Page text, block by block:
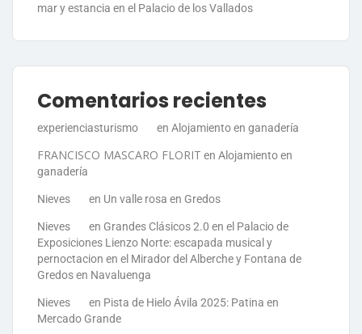
mar y estancia en el Palacio de los Vallados
Comentarios recientes
experienciasturismo en Alojamiento en ganadería
FRANCISCO MASCARO FLORIT en Alojamiento en
ganadería
Nieves en Un valle rosa en Gredos
Nieves en Grandes Clásicos 2.0 en el Palacio de
Exposiciones Lienzo Norte: escapada musical y
pernoctacion en el Mirador del Alberche y Fontana de
Gredos en Navaluenga
Nieves en Pista de Hielo Ávila 2025: Patina en
Mercado Grande